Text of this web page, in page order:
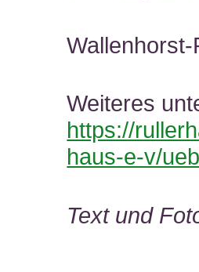
Weiteres
https://
haus-e-v/
Text und